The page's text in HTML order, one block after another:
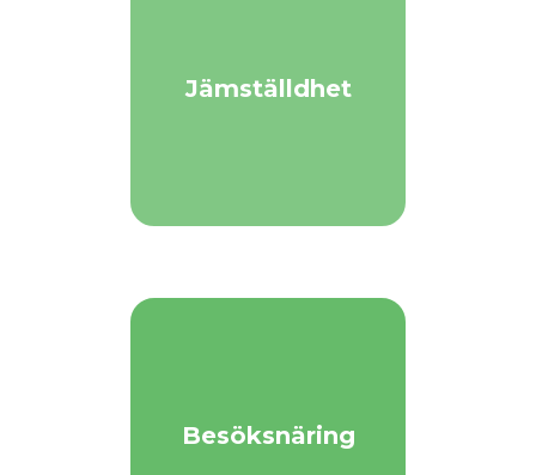
Jämställdhet
Besöksnäring